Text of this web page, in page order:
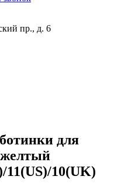
пр., д. 6
для
11(US)/10(UK)